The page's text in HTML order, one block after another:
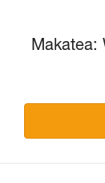
Makatea: